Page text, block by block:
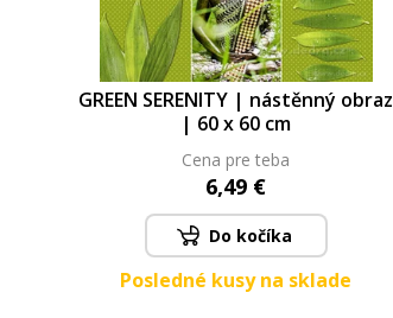
GREEN SERENITY | nástěnný obraz
| 60 x 60 cm
Cena pre teba
6,49 €
Do kočíka
Posledné kusy na sklade